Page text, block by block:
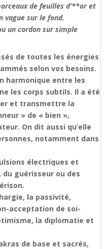
de feuilles d’**or et
vague sur le fond.
un cordon sur simple
de toutes les énergies
selon vos besoins.
harmonique entre les
les corps subtils. Il a été
et transmettre la
» de « bien »,
On dit aussi qu’elle
notamment dans
électriques et
guérisseur ou des
la passivité,
acceptation de soi-
la diplomatie et
de base et sacrés,